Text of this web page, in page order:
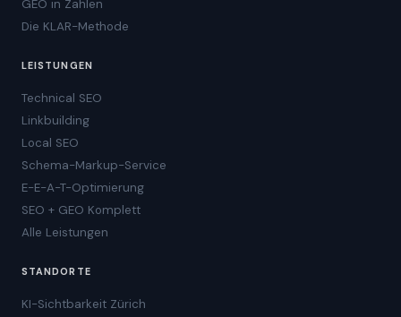
GEO in Zahlen
Die KLAR-Methode
LEISTUNGEN
Technical SEO
Linkbuilding
Local SEO
Schema-Markup-Service
E-E-A-T-Optimierung
SEO + GEO Komplett
Alle Leistungen
STANDORTE
KI-Sichtbarkeit Zürich